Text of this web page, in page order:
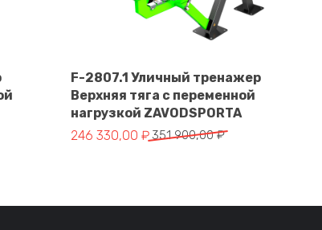
328 900,00 ₽.
В корзину
F-2807.1 Уличный тренажер
Верхняя тяга с переменной
нагрузкой ZAVODSPORTA
351 900,00₽
Первоначальная цена составляла 351
246 330,00 ₽
Текущая цена: 246 330,00 ₽.